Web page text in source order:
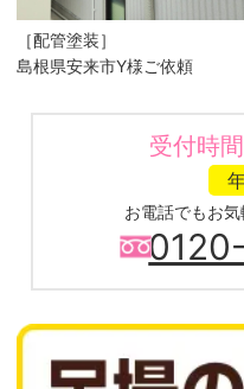
［配管塗装］
島根県安来市Y様ご依頼
受付時
お電話でもお気